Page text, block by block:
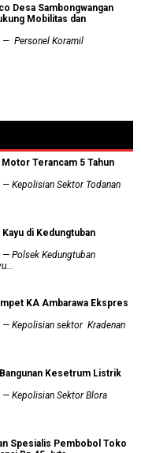
Desa Sambongwangan
Mobilitas dan
— Personel Koramil
Terancam 5 Tahun
Kepolisian Sektor Todanan
di Kedungtuban
Polsek Kedungtuban
KA Ambarawa Ekspres
Kepolisian sektor Kradenan
Kesetrum Listrik
Kepolisian Sektor Blora
Spesialis Pembobol Toko